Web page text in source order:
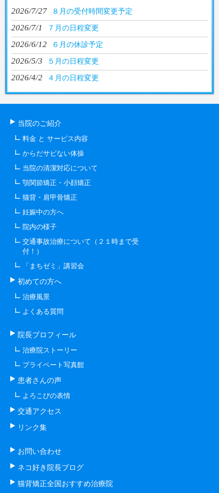
2026/7/27 ８月の受付時間変更予定
2026/7/1 ７月の日程変更
2026/6/12 ６月の休診予定
2026/5/3 ５月の日程変更
2026/4/2 ４月の日程変更
当院のご紹介
料金 と サービス内容
からだサビない体操
当院の清潔対応について
顎関節矯正・小顔矯正
猫背・肩甲骨矯正
妊娠中の方へ
院内の様子
交通事故治療について（２１時まで受
付！）
「まちゼミ」講習会
初めての方へ
治療風景
よくある質問
院長プロフィール
治療院ストーリー
プライベート写真館
患者さんの声
よろこびの表情
交通アクセス
リンク集
お問い合わせ
ネコ好き院長ブログ
猫背矯正全国おすすめ治療院